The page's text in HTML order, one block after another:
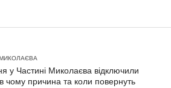
у Частині Миколаєва відключили
в чому причина та коли повернуть